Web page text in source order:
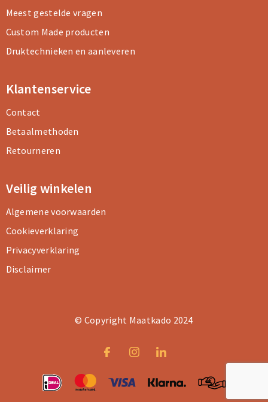
Meest gestelde vragen
Custom Made producten
Druktechnieken en aanleveren
Klantenservice
Contact
Betaalmethoden
Retourneren
Veilig winkelen
Algemene voorwaarden
Cookieverklaring
Privacyverklaring
Disclaimer
© Copyright Maatkado 2024